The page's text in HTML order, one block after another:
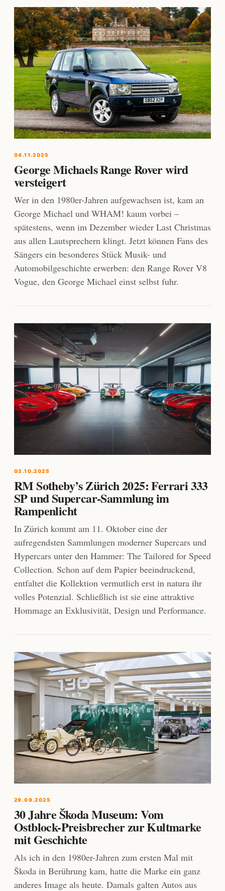
04.11.2025
George Michaels Range Rover wird
versteigert
Wer in den 1980er-Jahren aufgewachsen ist, kam an
George Michael und WHAM! kaum vorbei –
spätestens, wenn im Dezember wieder Last Christmas
aus allen Lautsprechern klingt. Jetzt können Fans des
Sängers ein besonderes Stück Musik- und
Automobilgeschichte erwerben: den Range Rover V8
Vogue, den George Michael einst selbst fuhr.
03.10.2025
RM Sotheby’s Zürich 2025: Ferrari 333
SP und Supercar-Sammlung im
Rampenlicht
In Zürich kommt am 11. Oktober eine der
aufregendsten Sammlungen moderner Supercars und
Hypercars unter den Hammer: The Tailored for Speed
Collection. Schon auf dem Papier beeindruckend,
entfaltet die Kollektion vermutlich erst in natura ihr
volles Potenzial. Schließlich ist sie eine attraktive
Hommage an Exklusivität, Design und Performance.
29.09.2025
30 Jahre Škoda Museum: Vom
Ostblock-Preisbrecher zur Kultmarke
mit Geschichte
Als ich in den 1980er-Jahren zum ersten Mal mit
Škoda in Berührung kam, hatte die Marke ein ganz
anderes Image als heute. Damals galten Autos aus